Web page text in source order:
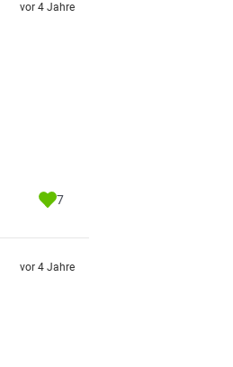
vor 4 Jahre
7
vor 4 Jahre